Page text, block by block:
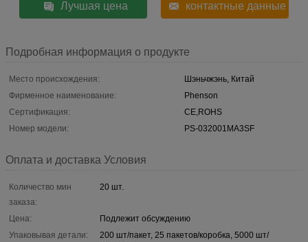
Лучшая цена контактные данные
Подробная информация о продукте
Место происхождения:
Шэньчжэнь, Китай
Фирменное наименование:
Phenson
Сертификация:
CE,ROHS
Номер модели:
PS-032001MA3SF
Оплата и доставка Условия
Количество мин
заказа:
20 шт.
Цена:
Подлежит обсуждению
Упаковывая детали:
200 шт/пакет, 25 пакетов/коробка, 5000 шт/